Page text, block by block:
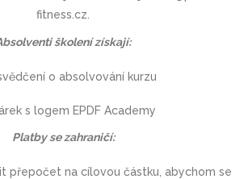
fitness.cz.
školení získají:
o absolvování kurzu
s logem EPDF Academy
Platby se zahraničí:
přepočet na cílovou částku, abychom se